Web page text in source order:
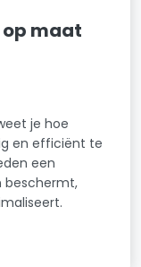
maat
je hoe
en efficiënt te
een
beschermt,